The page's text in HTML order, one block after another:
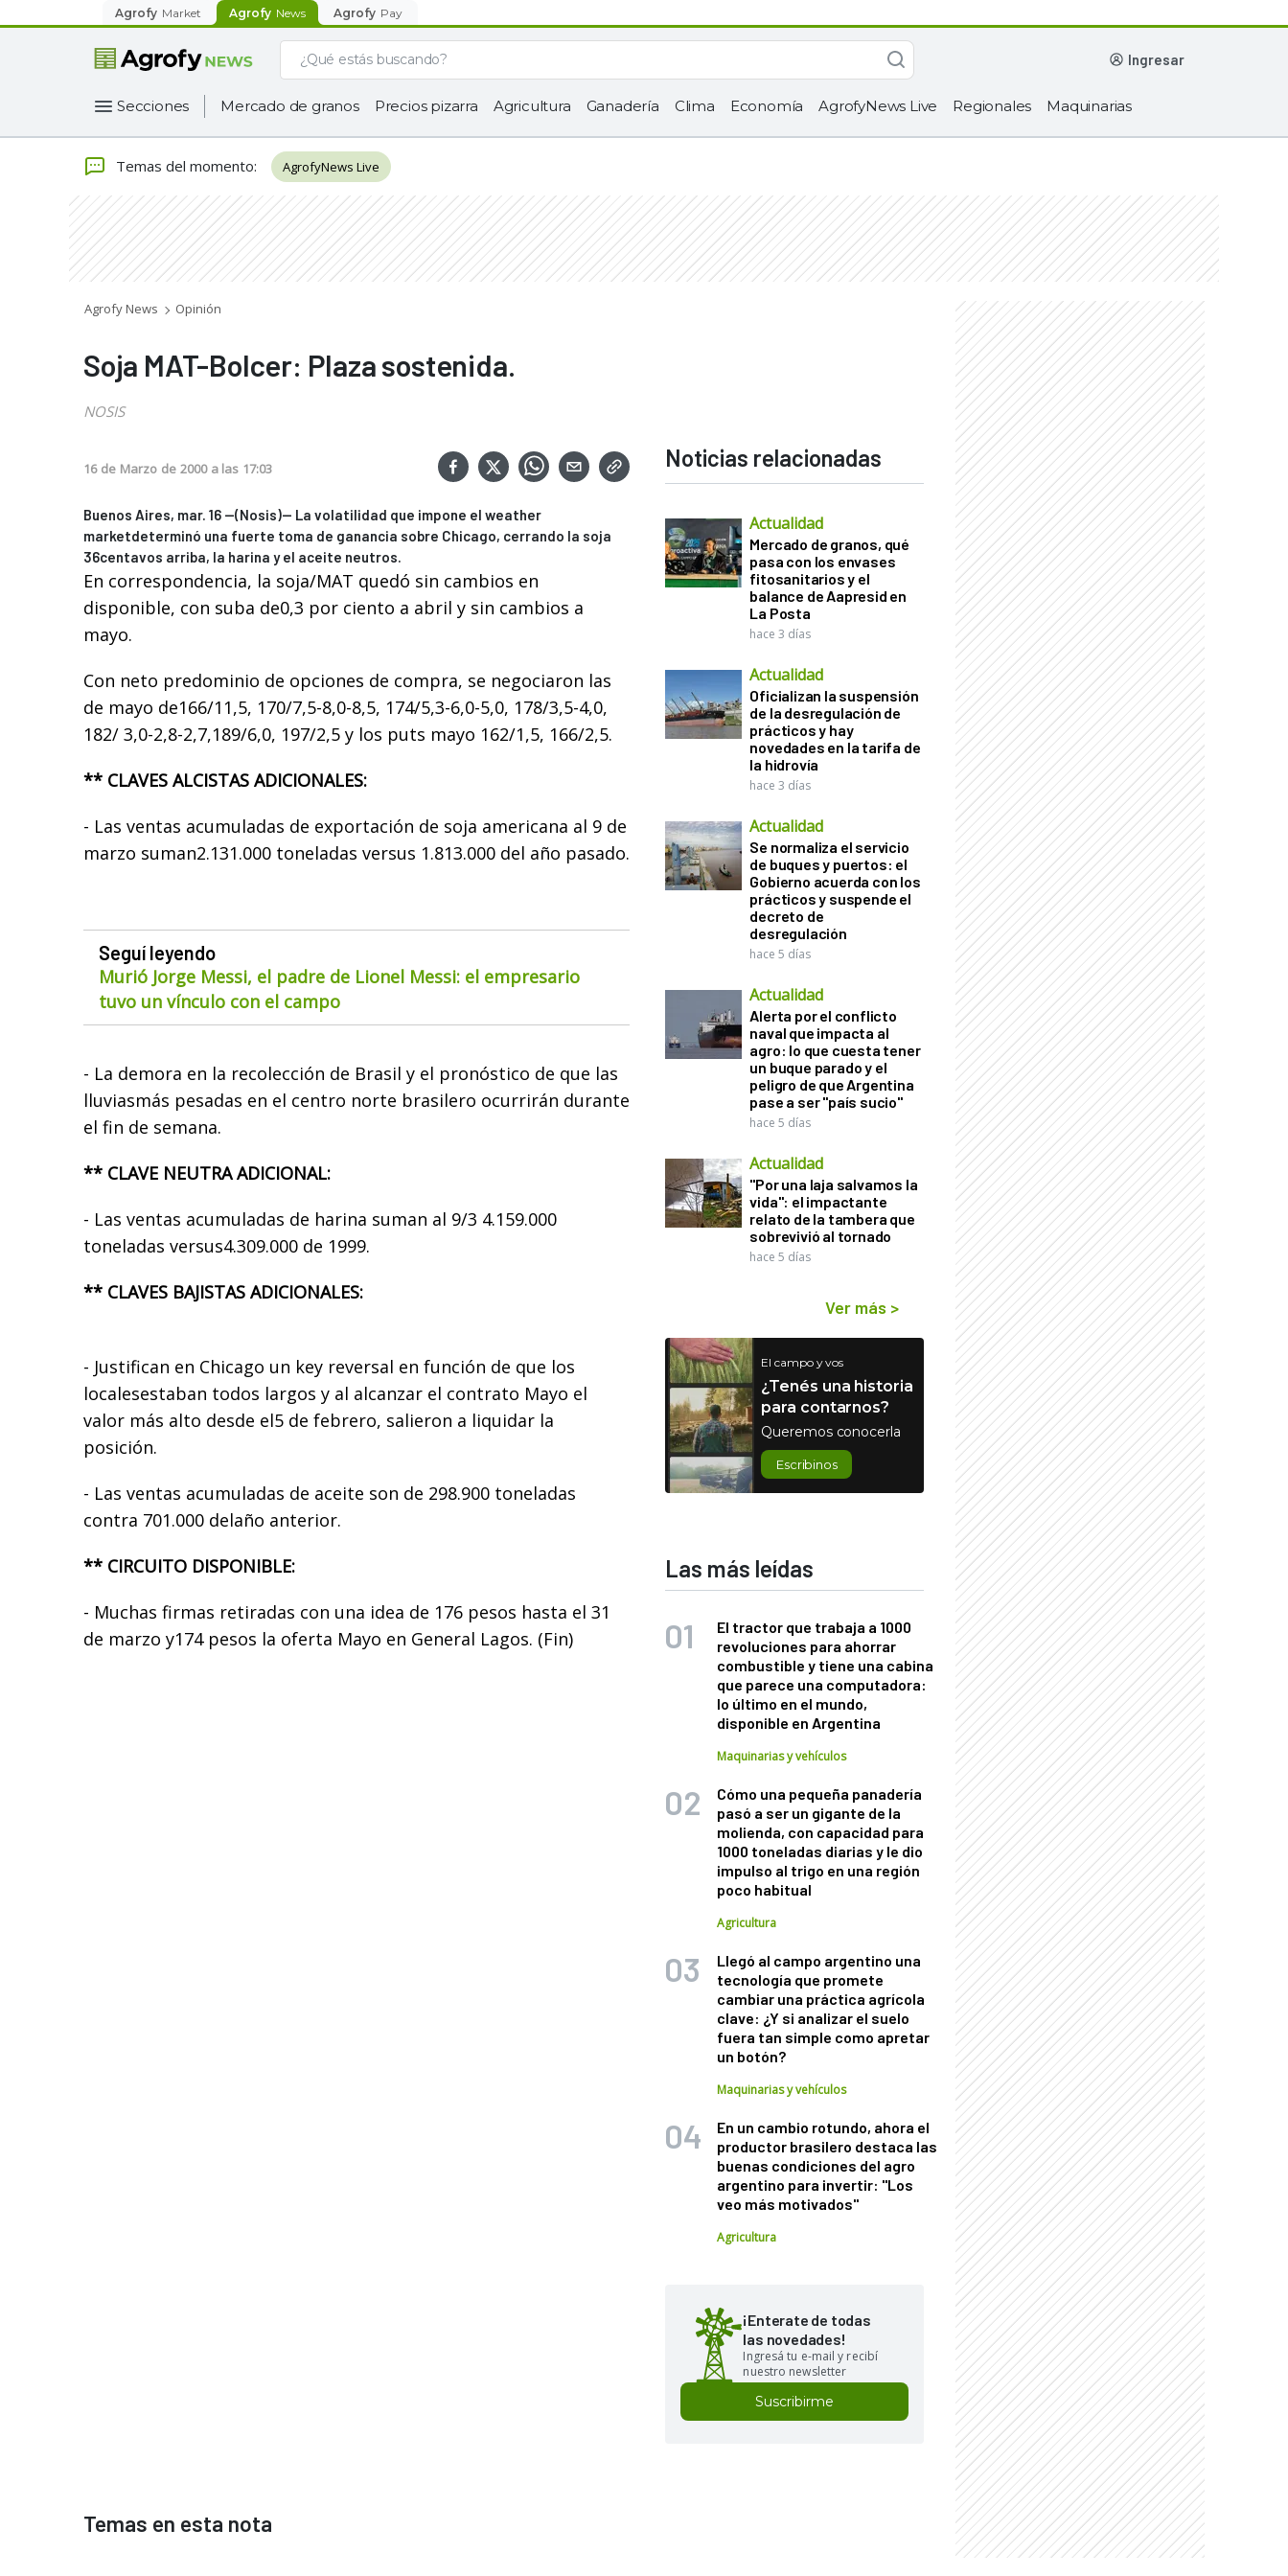
Agrofy Market Agrofy News Agrofy Pay
ingresar
Secciones Mercado de granos Precios pizarra Agricultura Ganadería Clima Economía AgrofyNews Live Regionales Maquinarias
Temas del momento: AgrofyNews Live
Agrofy News Opinión
Soja MAT-Bolcer: Plaza sostenida.
NOSIS
16 de Marzo de 2000 a las 17:03
Buenos Aires, mar. 16 --(Nosis)-- La volatilidad que impone el weather
marketdeterminó una fuerte toma de ganancia sobre Chicago, cerrando la soja
36centavos arriba, la harina y el aceite neutros.
En correspondencia, la soja/MAT quedó sin cambios en
disponible, con suba de0,3 por ciento a abril y sin cambios a
mayo.
Con neto predominio de opciones de compra, se negociaron las
de mayo de166/11,5, 170/7,5-8,0-8,5, 174/5,3-6,0-5,0, 178/3,5-4,0,
182/ 3,0-2,8-2,7,189/6,0, 197/2,5 y los puts mayo 162/1,5, 166/2,5.
** CLAVES ALCISTAS ADICIONALES:
- Las ventas acumuladas de exportación de soja americana al 9 de
marzo suman2.131.000 toneladas versus 1.813.000 del año pasado.
Seguí leyendo
Murió Jorge Messi, el padre de Lionel Messi: el empresario
tuvo un vínculo con el campo
- La demora en la recolección de Brasil y el pronóstico de que las
lluviasmás pesadas en el centro norte brasilero ocurrirán durante
el fin de semana.
** CLAVE NEUTRA ADICIONAL:
- Las ventas acumuladas de harina suman al 9/3 4.159.000
toneladas versus4.309.000 de 1999.
** CLAVES BAJISTAS ADICIONALES:
- Justifican en Chicago un key reversal en función de que los
localesestaban todos largos y al alcanzar el contrato Mayo el
valor más alto desde el5 de febrero, salieron a liquidar la
posición.
- Las ventas acumuladas de aceite son de 298.900 toneladas
contra 701.000 delaño anterior.
** CIRCUITO DISPONIBLE:
- Muchas firmas retiradas con una idea de 176 pesos hasta el 31
de marzo y174 pesos la oferta Mayo en General Lagos. (Fin)
Noticias relacionadas
Actualidad
Mercado de granos, qué
pasa con los envases
fitosanitarios y el
balance de Aapresid en
La Posta
hace 3 días
Actualidad
Oficializan la suspensión
de la desregulación de
prácticos y hay
novedades en la tarifa de
la hidrovía
hace 3 días
Actualidad
Se normaliza el servicio
de buques y puertos: el
Gobierno acuerda con los
prácticos y suspende el
decreto de
desregulación
hace 5 días
Actualidad
Alerta por el conflicto
naval que impacta al
agro: lo que cuesta tener
un buque parado y el
peligro de que Argentina
pase a ser "país sucio"
hace 5 días
Actualidad
"Por una laja salvamos la
vida": el impactante
relato de la tambera que
sobrevivió al tornado
hace 5 días
Ver más >
El campo y vos
¿Tenés una historia
para contarnos?
Queremos conocerla
Escribinos
Las más leídas
El tractor que trabaja a 1000
revoluciones para ahorrar
combustible y tiene una cabina
que parece una computadora:
lo último en el mundo,
disponible en Argentina
Maquinarias y vehículos
Cómo una pequeña panadería
pasó a ser un gigante de la
molienda, con capacidad para
1000 toneladas diarias y le dio
impulso al trigo en una región
poco habitual
Agricultura
Llegó al campo argentino una
tecnología que promete
cambiar una práctica agrícola
clave: ¿Y si analizar el suelo
fuera tan simple como apretar
un botón?
Maquinarias y vehículos
En un cambio rotundo, ahora el
productor brasilero destaca las
buenas condiciones del agro
argentino para invertir: "Los
veo más motivados"
Agricultura
¡Enterate de todas
las novedades!
Ingresá tu e-mail y recibí
nuestro newsletter
Suscribirme
Temas en esta nota